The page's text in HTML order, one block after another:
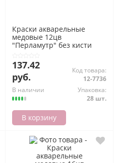
Краски акварельные
медовые 12цв
"Перламутр" без кисти
137.42
руб.
Код товара:
12-7736
В наличии
Упаковка:
28 шт.
В корзину